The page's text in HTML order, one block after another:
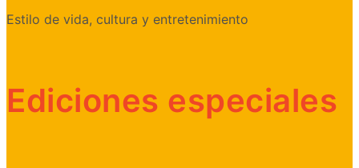
Estilo de vida, cultura y entretenimiento
Ediciones especiales